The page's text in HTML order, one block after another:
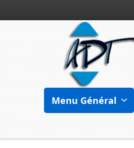
Menu Général